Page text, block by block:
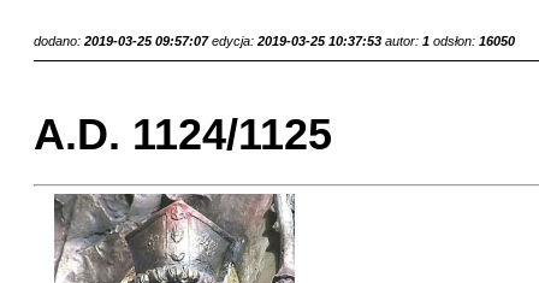
dodano: 2019-03-25 09:57:07 edycja: 2019-03-25 10:37:53 autor: 1 odsłon: 16050
A.D. 1124/1125